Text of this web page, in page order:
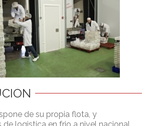
de su propia flota, y